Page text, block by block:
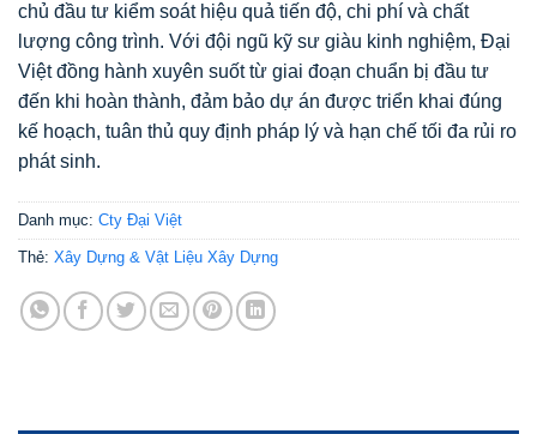
chủ đầu tư kiểm soát hiệu quả tiến độ, chi phí và chất
lượng công trình. Với đội ngũ kỹ sư giàu kinh nghiệm, Đại
Việt đồng hành xuyên suốt từ giai đoạn chuẩn bị đầu tư
đến khi hoàn thành, đảm bảo dự án được triển khai đúng
kế hoạch, tuân thủ quy định pháp lý và hạn chế tối đa rủi ro
phát sinh.
Danh mục: Cty Đại Việt
Thẻ: Xây Dựng & Vật Liệu Xây Dựng